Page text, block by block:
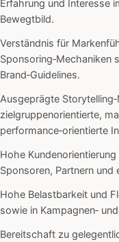
Erfahrung und Interesse
Bewegtbild.
Verständnis für
Sponsoring‑Mechaniken
Brand‑Guidelines.
Ausgeprägte
zielgruppenorientierte,
performance‑orientierte
Hohe
Sponsoren, Partnern und
Hohe Belastbarkeit und
sowie in Kampagnen‑
Bereitschaft zu